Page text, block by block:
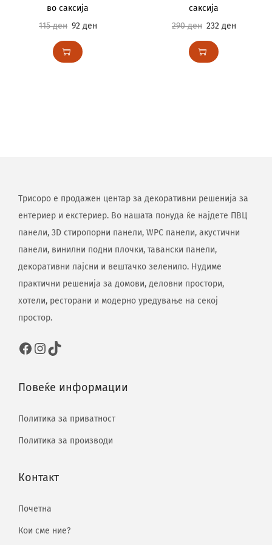
во саксија
115ден 92 ден
саксија
290ден 232 ден
Трисоро е продажен центар за декоративни решенија за
ентериер и екстериер. Во нашата понуда ќе најдете ПВЦ
панели, 3D стиропорни панели, WPC панели, акустични
панели, винилни подни плочки, тавански панели,
декоративни лајсни и вештачко зеленило. Нудиме
практични решенија за домови, деловни простори,
хотели, ресторани и модерно уредување на секој
простор.
Повеќе информации
Политика за приватност
Политика за производи
Контакт
Почетна
Кои сме ние?